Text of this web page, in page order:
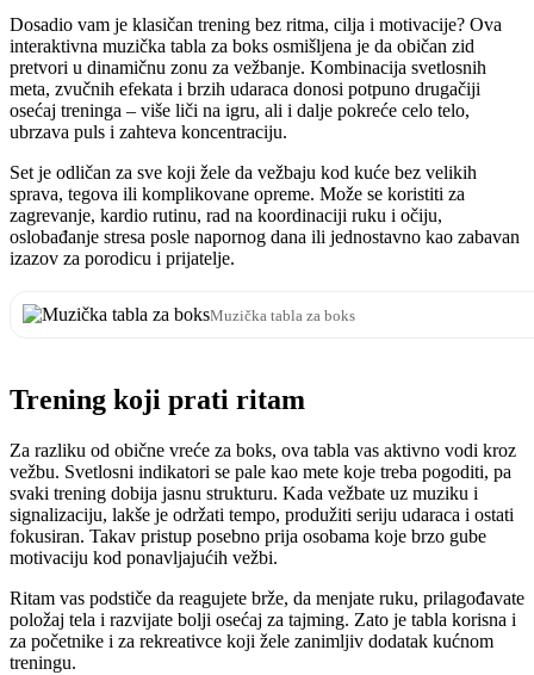
Dosadio vam je klasičan trening bez ritma, cilja i motivacije? Ova
interaktivna muzička tabla za boks osmišljena je da običan zid
pretvori u dinamičnu zonu za vežbanje. Kombinacija svetlosnih
meta, zvučnih efekata i brzih udaraca donosi potpuno drugačiji
osećaj treninga – više liči na igru, ali i dalje pokreće celo telo,
ubrzava puls i zahteva koncentraciju.
Set je odličan za sve koji žele da vežbaju kod kuće bez velikih
sprava, tegova ili komplikovane opreme. Može se koristiti za
zagrevanje, kardio rutinu, rad na koordinaciji ruku i očiju,
oslobađanje stresa posle napornog dana ili jednostavno kao zabavan
izazov za porodicu i prijatelje.
Muzička tabla za boks
Trening koji prati ritam
Za razliku od obične vreće za boks, ova tabla vas aktivno vodi kroz
vežbu. Svetlosni indikatori se pale kao mete koje treba pogoditi, pa
svaki trening dobija jasnu strukturu. Kada vežbate uz muziku i
signalizaciju, lakše je održati tempo, produžiti seriju udaraca i ostati
fokusiran. Takav pristup posebno prija osobama koje brzo gube
motivaciju kod ponavljajućih vežbi.
Ritam vas podstiče da reagujete brže, da menjate ruku, prilagođavate
položaj tela i razvijate bolji osećaj za tajming. Zato je tabla korisna i
za početnike i za rekreativce koji žele zanimljiv dodatak kućnom
treningu.